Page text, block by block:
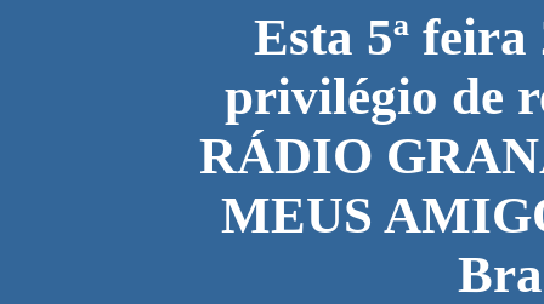
Esta 5ª
privilégio de
RÁDIO
MEUS